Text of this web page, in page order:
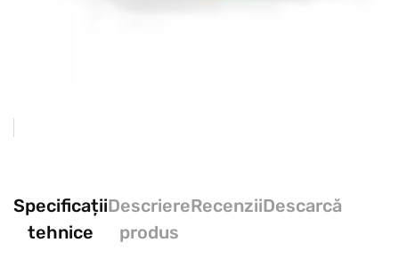
Specificații
tehnice
Descriere
produs
RecenziiDescarcă